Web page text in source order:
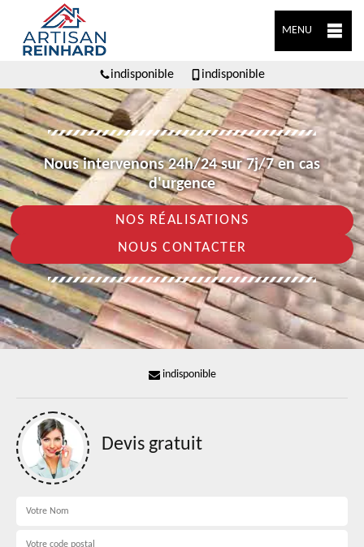
MENU
indisponible indisponible
Nous intervenons 24h/24 sur 7j/7 en cas
d'urgence
NOS RÉALISATIONS
NOUS CONTACTER
indisponible
Devis gratuit